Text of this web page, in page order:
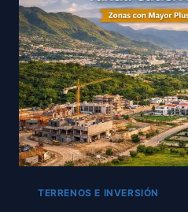
CRISTÓBAL
DE
LAS
CASAS
EN
2026
TERRENOS E INVERSIÓN